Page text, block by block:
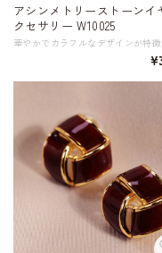
アシンメトリーストーンイ
クセサリー W10025